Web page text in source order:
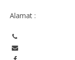
Alamat :